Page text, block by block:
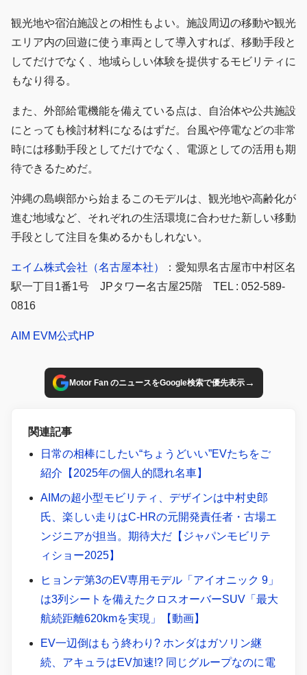
観光地や宿泊施設との相性もよい。施設周辺の移動や観光
エリア内の回遊に使う車両として導入すれば、移動手段と
してだけでなく、地域らしい体験を提供するモビリティに
もなり得る。
また、外部給電機能を備えている点は、自治体や公共施設
にとっても検討材料になるはずだ。台風や停電などの非常
時には移動手段としてだけでなく、電源としての活用も期
待できるためだ。
沖縄の島嶼部から始まるこのモデルは、観光地や高齢化が
進む地域など、それぞれの生活環境に合わせた新しい移動
手段として注目を集めるかもしれない。
エイム株式会社（名古屋本社）
：愛知県名古屋市中村区名
駅一丁目1番1号 JPタワー名古屋25階 TEL : 052-589-
0816
AIM EVM公式HP
Motor Fan のニュースをGoogle検索で優先表示→
関連記事
日常の相棒にしたい“ちょうどいい”EVたちをご
紹介【2025年の個人的隠れ名車】
AIMの超小型モビリティ、デザインは中村史郎
氏、楽しい走りはC-HRの元開発責任者・古場エ
ンジニアが担当。期待大だ【ジャパンモビリテ
ィショー2025】
ヒョンデ第3のEV専用モデル「アイオニック 9」
は3列シートを備えたクロスオーバーSUV「最大
航続距離620kmを実現」【動画】
EV一辺倒はもう終わり? ホンダはガソリン継
続、アキュラはEV加速!? 同じグループなのに電